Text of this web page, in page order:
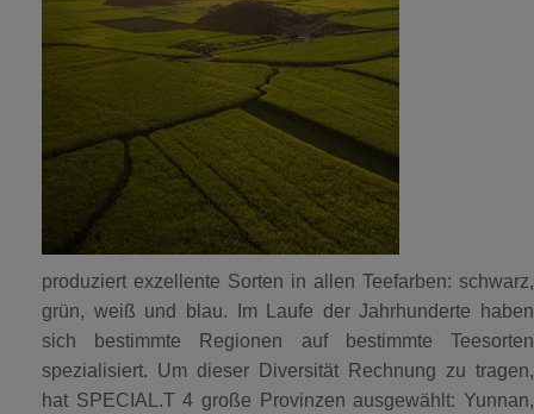
produziert exzellente Sorten in allen Teefarben: schwarz,
grün, weiß und blau. Im Laufe der Jahrhunderte haben
sich bestimmte Regionen auf bestimmte Teesorten
spezialisiert. Um dieser Diversität Rechnung zu tragen,
hat SPECIAL.T 4 große Provinzen ausgewählt: Yunnan,